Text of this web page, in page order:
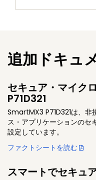
追加ドキュ
セキュア・マイク
P71D321
SmartMX3 P71D321は、非
ス・アプリケーションのセ
設定しています。
ファクトシートを読む
スマートでセキュ